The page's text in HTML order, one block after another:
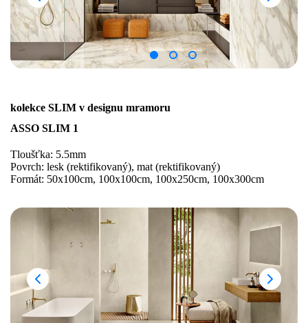
kolekce SLIM v designu mramoru
ASSO SLIM 1
Tloušťka: 5.5mm
Povrch: lesk (rektifikovaný), mat (rektifikovaný)
Formát: 50x100cm, 100x100cm, 100x250cm, 100x300cm